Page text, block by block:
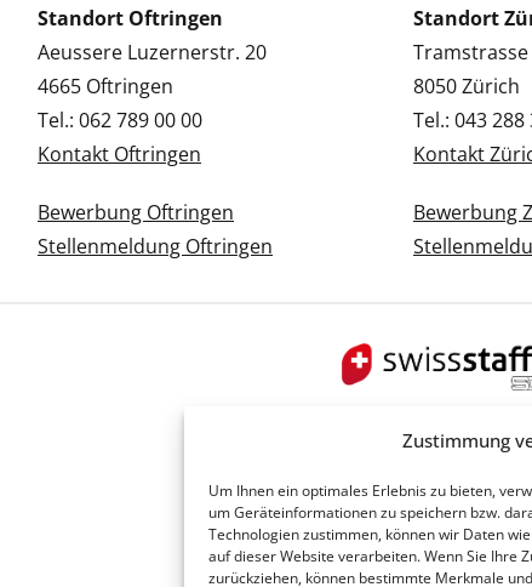
Zustimmung
Um Ihnen ein optimales Erlebnis zu bieten,
um Geräteinformationen zu speichern bzw.
Technologien zustimmen, können wir Daten
auf dieser Website verarbeiten. Wenn Sie Ihre
zurückziehen, können bestimmte Merkmale
Standort Oftringen
Aeussere Luzernerstr. 20
4665 Oftringen
Tel.: 062 789 00 00
Kontakt Oftringen
Bewerbung Oftringen
Stellenmeldung Oftringen
Standort
Tramstrasse
8050 Zürich
Tel.: 043 288
Kontakt
Bewerbung